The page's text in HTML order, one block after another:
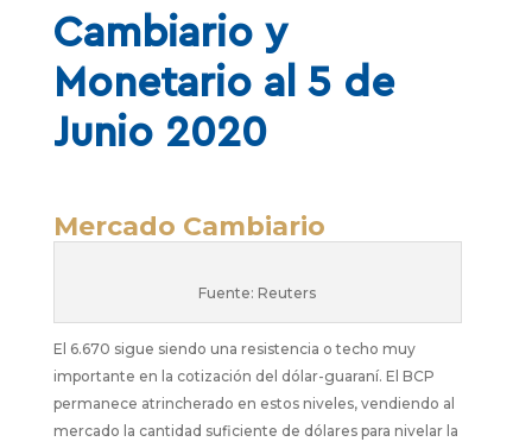
Cambiario y
Monetario al 5 de
Junio 2020
Mercado Cambiario
Fuente: Reuters
El 6.670 sigue siendo una resistencia o techo muy
importante en la cotización del dólar-guaraní. El BCP
permanece atrincherado en estos niveles, vendiendo al
mercado la cantidad suficiente de dólares para nivelar la